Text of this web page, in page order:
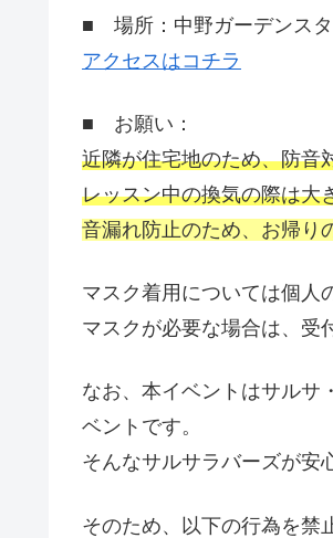
■ 場所：中野ガーデンス
アクセスはコチラ
■ お願い：
近隣が住宅地のため、防音
レッスン中の換気の際は大
音漏れ防止のため、お帰り
マスク着用については個人
マスクが必要な場合は、受
なお、本イベントはサルサ
ベントです。
そんなサルサラバーズが安
そのため、以下の行為を禁